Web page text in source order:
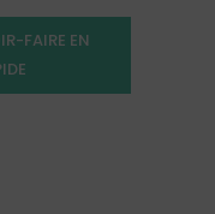
FAIRE EN